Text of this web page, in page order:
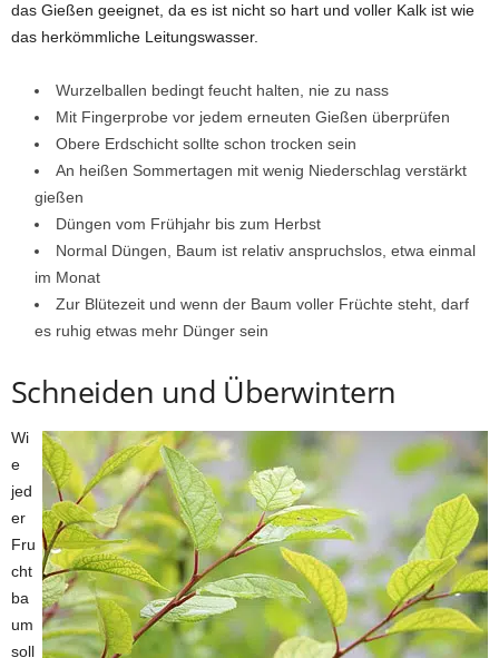
das Gießen geeignet, da es ist nicht so hart und voller Kalk ist wie
das herkömmliche Leitungswasser.
Wurzelballen bedingt feucht halten, nie zu nass
Mit Fingerprobe vor jedem erneuten Gießen überprüfen
Obere Erdschicht sollte schon trocken sein
An heißen Sommertagen mit wenig Niederschlag verstärkt
gießen
Düngen vom Frühjahr bis zum Herbst
Normal Düngen, Baum ist relativ anspruchslos, etwa einmal
im Monat
Zur Blütezeit und wenn der Baum voller Früchte steht, darf
es ruhig etwas mehr Dünger sein
Schneiden und Überwintern
Wi
e
jed
er
Fru
cht
ba
um
soll